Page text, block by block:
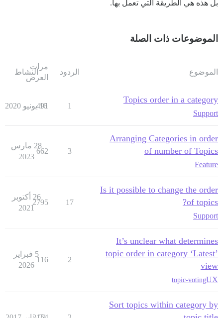
بل هذه هي الطريقة التي تعمل بها.
الموضوعات ذات الصلة
الموضوع الردود
مرات
العرض
النشاط
Topics order in a category
Support
1
491
16 يونيو 2020
Arranging Categories in order
of number of Topics
Feature
3
662
28 مارس
2023
Is it possible to change the order
of topics?
Support
17
2795
26 أكتوبر
2021
It’s unclear what determines
topic order in category ‘Latest’
view
UX
topic-voting
2
116
5 فبراير
2026
Sort topics within category by